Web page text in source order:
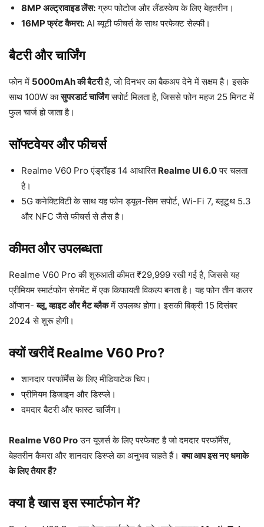
8MP अल्ट्रावाइड लेंस:ग्रुप फोटोज और लैंडस्केप के लिए बेहतरीन।
16MP फ्रंट कैमरा: AI ब्यूटी फीचर्स के साथ परफेक्ट सेल्फी।
बैटरी और चार्जिंग
फोन में 5000mAh की बैटरीहै, जो दिनभर का बैकअप देने में सक्षम है। इसके
साथ 100W कासुपरडार्ट चार्जिंगसपोर्ट मिलता है, जिससे फोन महज 25 मिनट में
फुल चार्ज हो जाता है।
सॉफ्टवेयर और फीचर्स
Realme V60 Pro एंड्रॉइड 14 आधारित Realme UI 6.0पर चलता
है।
5G कनेक्टिविटी के साथ यह फोन ड्यूल-सिम सपोर्ट, Wi-Fi 7, ब्लूटूथ 5.3
और NFC जैसे फीचर्स से लैस है।
कीमत और उपलब्धता
Realme V60 Pro की शुरुआती कीमत ₹29,999 रखी गई है, जिससे यह
प्रीमियम स्मार्टफोन सेगमेंट में एक किफायती विकल्प बनता है। यह फोन तीन कलर
ऑप्शन-ब्लू, व्हाइट और मैट ब्लैकमें उपलब्ध होगा। इसकी बिक्री 15 दिसंबर
2024 से शुरू होगी।
क्यों खरीदें Realme V60 Pro?
शानदार परफॉर्मेंस के लिए मीडियाटेक चिप।
प्रीमियम डिजाइन और डिस्प्ले।
दमदार बैटरी और फास्ट चार्जिंग।
Realme V60 Proउन यूजर्स के लिए परफेक्ट है जो दमदार परफॉर्मेंस,
बेहतरीन कैमरा और शानदार डिस्प्ले का अनुभव चाहते हैं।क्या आप इस नए धमाके
के लिए तैयार हैं?
क्या है खास इस स्मार्टफोन में?